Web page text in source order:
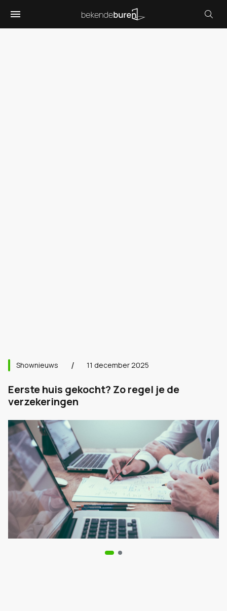
Shownieuws 11 december 2025
Eerste huis gekocht? Zo regel je de
verzekeringen